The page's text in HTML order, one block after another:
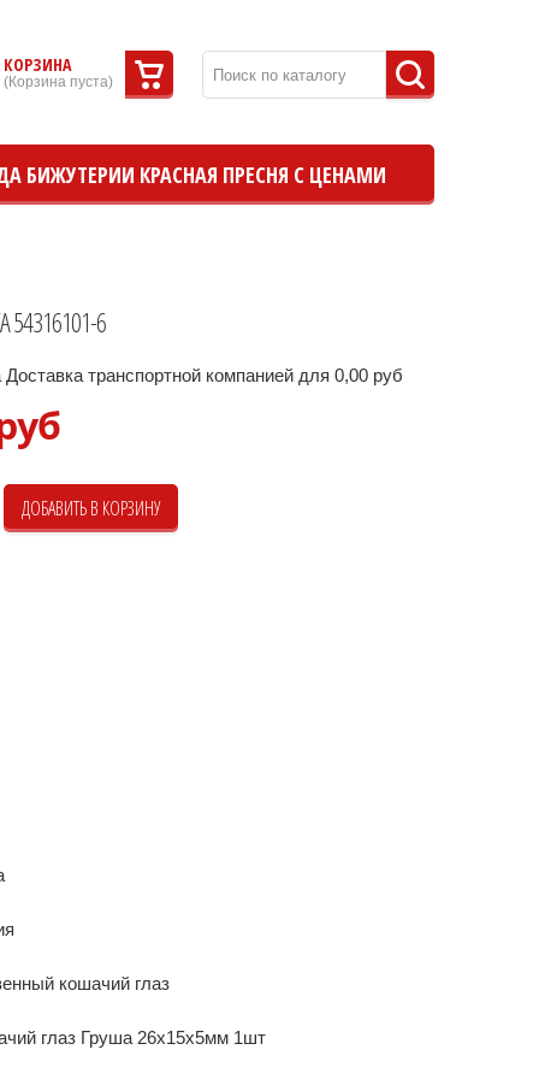
КОРЗИНА
(Корзина пуста)
БИЖУТЕРИИ КРАСНАЯ ПРЕСНЯ С ЦЕНАМИ
54316101-6
Доставка транспортной компанией для 0,00 руб
кошачий глаз
глаз Груша 26х15х5мм 1шт